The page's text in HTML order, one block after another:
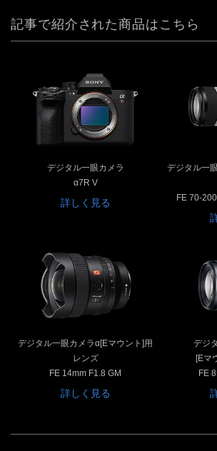
記事で紹介された商品はこちら
デジタル一眼カメラ
α7R V
詳しく見る
デジタル一
FE 70-
デジタル一眼カメラα[Eマウント]用
レンズ
FE 14mm F1.8 GM
詳しく見る
デジ
[Eマ
FE